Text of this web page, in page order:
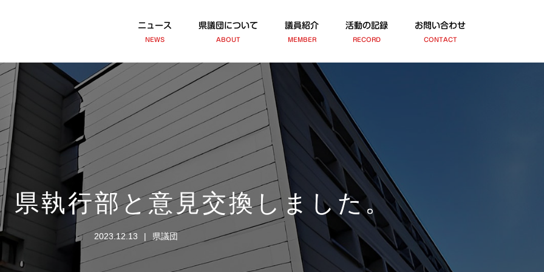
ニュース
NEWS
県議団について
ABOUT
議員紹介
MEMBER
活動の記録
RECORD
お問い合わせ
CONTACT
県執行部と意見交換しました。
2023.12.13 県議団